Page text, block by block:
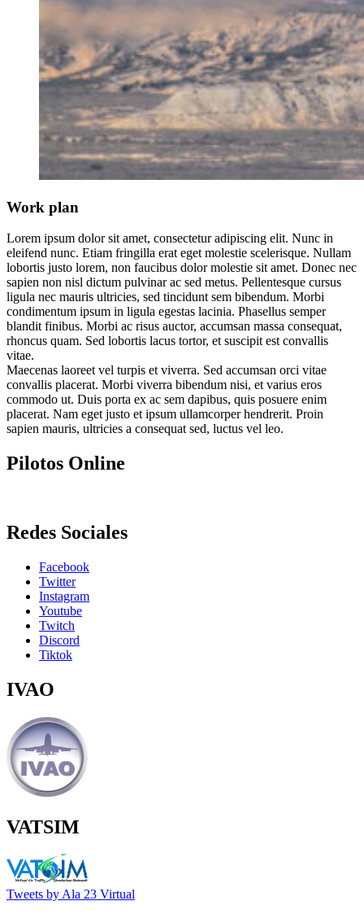
Work plan
Lorem ipsum dolor sit amet, consectetur adipiscing elit. Nunc in
eleifend nunc. Etiam fringilla erat eget molestie scelerisque. Nullam
lobortis justo lorem, non faucibus dolor molestie sit amet. Donec nec
sapien non nisl dictum pulvinar ac sed metus. Pellentesque cursus
ligula nec mauris ultricies, sed tincidunt sem bibendum. Morbi
condimentum ipsum in ligula egestas lacinia. Phasellus semper
blandit finibus. Morbi ac risus auctor, accumsan massa consequat,
rhoncus quam. Sed lobortis lacus tortor, et suscipit est convallis
vitae.
Maecenas laoreet vel turpis et viverra. Sed accumsan orci vitae
convallis placerat. Morbi viverra bibendum nisi, et varius eros
commodo ut. Duis porta ex ac sem dapibus, quis posuere enim
placerat. Nam eget justo et ipsum ullamcorper hendrerit. Proin
sapien mauris, ultricies a consequat sed, luctus vel leo.
Pilotos Online
Redes Sociales
Facebook
Twitter
Instagram
Youtube
Twitch
Discord
Tiktok
IVAO
VATSIM
Tweets by Ala 23 Virtual